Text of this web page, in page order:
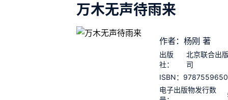
万木无声待雨来
作者：杨刚 著
出版
社：
北京联合出
司
ISBN：
电子出版物发行数